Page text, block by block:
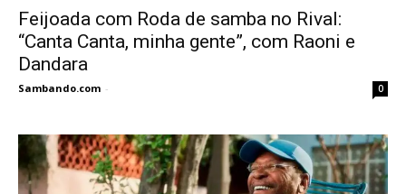
Feijoada com Roda de samba no Rival:
“Canta Canta, minha gente”, com Raoni e
Dandara
Sambando.com - 0